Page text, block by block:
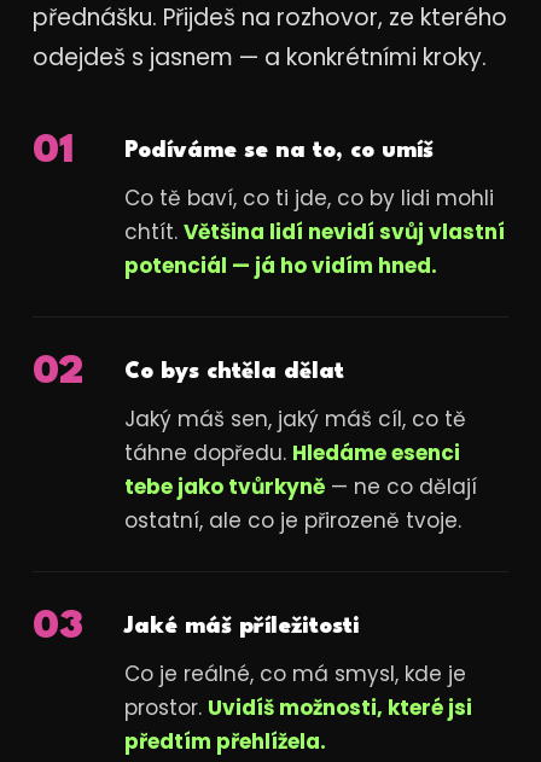
přednášku. Přijdeš na rozhovor, ze kterého
odejdeš s jasnem — a konkrétními kroky.
01 Podíváme se na to, co umíš
Co tě baví, co ti jde, co by lidi mohli
chtít. Většina lidí nevidí svůj vlastní
potenciál — já ho vidím hned.
02 Co bys chtěla dělat
Jaký máš sen, jaký máš cíl, co tě
táhne dopředu. Hledáme esenci
tebe jako tvůrkyně— ne co dělají
ostatní, ale co je přirozeně tvoje.
03 Jaké máš příležitosti
Co je reálné, co má smysl, kde je
prostor. Uvidíš možnosti, které jsi
předtím přehlížela.